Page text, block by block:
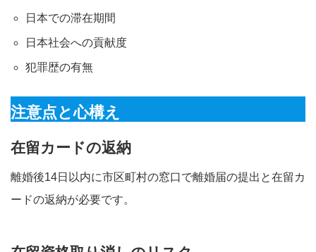
日本での滞在期間
日本社会への貢献度
犯罪歴の有無
注意点と心構え
在留カードの返納
離婚後14日以内に市区町村の窓口で離婚届の提出と在留カ
ードの返納が必要です。